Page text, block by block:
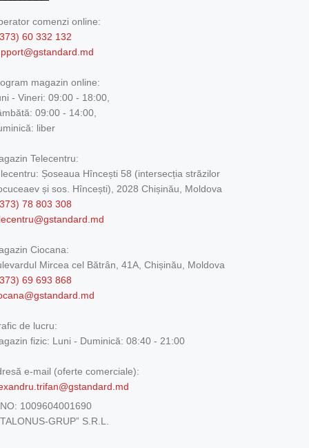
comenzi online:
60 332 132
magazin online:
- Vineri: 09:00 - 18:00,
09:00 - 14:00,
liber
Telecentru:
Șoseaua Hîncești 58 (intersecția străzilor
și sos. Hîncești), 2028 Chișinău, Moldova
78 803 308
Ciocana:
Mircea cel Bătrân, 41A, Chișinău, Moldova
69 693 868
de lucru:
fizic: Luni - Duminică: 08:40 - 21:00
e-mail (oferte comerciale):
1009604001690
GRUP” S.R.L.